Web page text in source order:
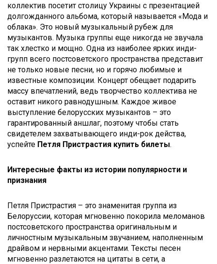
коллектив посетит столицу Украины с презентацией
долгожданного альбома, который называется «Мода и
облака». Это новый музыкальный рубеж для
музыкантов. Музыка группы еще никогда не звучала
так хлестко и мощно. Одна из наиболее ярких инди-
групп всего постсоветского пространства представит
не только новые песни, но и горячо любимые и
известные композиции. Концерт обещает подарить
массу впечатлений, ведь творчество коллектива не
оставит никого равнодушным. Каждое живое
выступление белорусских музыкантов – это
гарантированный аншлаг, поэтому чтобы стать
свидетелем захватывающего инди-рок действа,
успейте Петля Пристрастия купить билеты.
Интересные факты из истории популярности и
признания
Петля Пристрастия – это знаменитая группа из
Белоруссии, которая мгновенно покорила меломанов
постсоветского пространства оригинальным и
личностным музыкальным звучанием, наполненным
драйвом и нервными акцентами. Тексты песен
мгновенно разлетаются на цитаты в сети, а